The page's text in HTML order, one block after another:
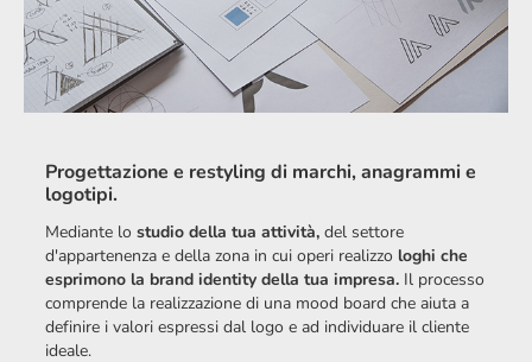
Progettazione e restyling di marchi, anagrammi e
logotipi.
Mediante lostudio della tua attività, del settore
d'appartenenza e della zona in cui operi realizzo loghi che
esprimono la brand identity della tua impresa. Il processo
comprende la realizzazione di una mood board che aiuta a
definire i valori espressi dal logo e ad individuare il cliente
ideale.